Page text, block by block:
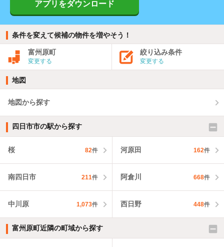
アプリをダウンロード
条件を変えて候補の物件を増やそう！
富州原町
変更する
絞り込み条件
変更する
地図
地図から探す
四日市市の駅から探す
桜 82件 河原田 162件
南四日市 211件 阿倉川 668件
中川原 1,073件 西日野 448件
富州原町近隣の町域から探す